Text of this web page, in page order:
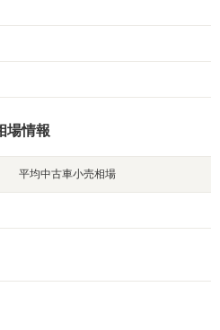
場情報
平均中古車小売相場